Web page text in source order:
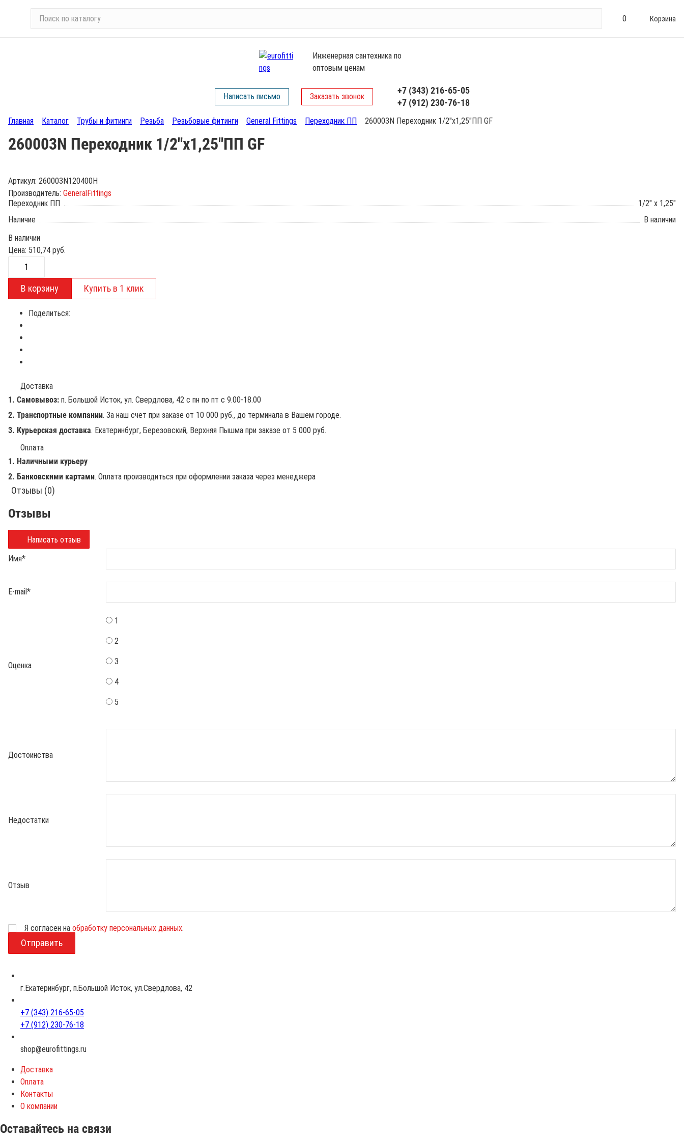
и
т
л
у
0 Корзина
Инженерная сантехника по
оптовым ценам
Написать письмо Заказать звонок
+7 (343) 216-65-05
+7 (912) 230-76-18
Главная Каталог Трубы и фитинги Резьба Резьбовые фитинги General Fittings Переходник ПП 260003N Переходник 1/2"х1,25"ПП GF
260003N Переходник 1/2"х1,25"ПП GF
Артикул: 260003N120400H
Производитель: GeneralFittings
Переходник ПП
1/2" x 1,25"
Наличие
В наличии
В наличии
Цена: 510,74 руб.
Поделиться:
Доставка
1. Самовывоз: п. Большой Исток, ул. Свердлова, 42 с пн по пт с 9.00-18.00
2. Транспортные компании. За наш счет при заказе от 10 000 руб., до терминала в Вашем городе.
3. Курьерская доставка. Екатеринбург, Березовский, Верхняя Пышма при заказе от 5 000 руб.
Оплата
1. Наличными курьеру
2. Банковскими картами. Оплата производиться при оформлении заказа через менеджера
Отзывы (0)
Отзывы
Написать отзыв
Имя*
E-mail *
Оценка
1
2
3
4
5
Достоинства
Недостатки
Отзыв
ВозрастЯ согласен на обработку персональных данных.
г.Екатеринбург, п.Большой Исток, ул.Свердлова, 42
+7 (343) 216-65-05
+7 (912) 230-76-18
shop@eurofittings.ru
Доставка
Оплата
Контакты
О компании
Оставайтесь на связи